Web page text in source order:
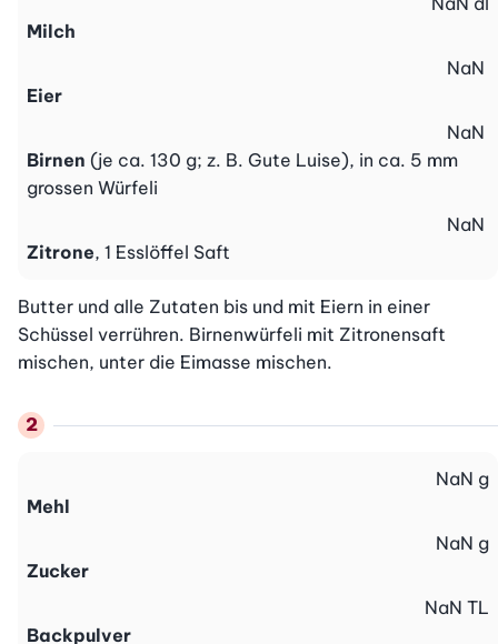
Milch
Eier
NaN
Birnen (je ca. 130 g; z. B. Gute Luise), in ca. 5 mm
grossen Würfeli
NaN
Zitrone, 1 Esslöffel Saft
NaN
Butter und alle Zutaten bis und mit Eiern in einer
Schüssel verrühren. Birnenwürfeli mit Zitronensaft
mischen, unter die Eimasse mischen.
Mehl
NaN g
Zucker
NaN g
Backpulver
NaN TL